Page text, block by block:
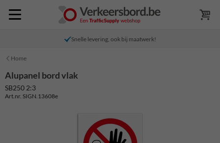
Snelle levering, ook bij maatwerk!
Home
Alupanel bord vlak
SB250 2:3
Art.nr. SIGN.13608e